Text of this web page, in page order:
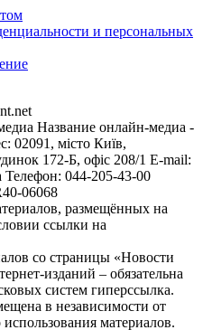
и персональных
Название онлайн-медиа -
02091, місто Київ,
172-Б, офіс 208/1 E-mail:
Телефон: 044-205-43-00
06068
размещённых на
ссылки на
со страницы «Новости
изданий – обязательна
систем гиперссылка.
в независимости от
материалов.